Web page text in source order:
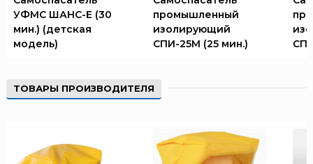
ЮНИТЕСТ
Ярпожинвест
УФМС ШАНС-Е (30
мин.) (детская
модель)
промышленный
изолирующий
СПИ-25М (25 мин.)
ТОВАРЫ ПРОИЗВОДИТЕЛЯ